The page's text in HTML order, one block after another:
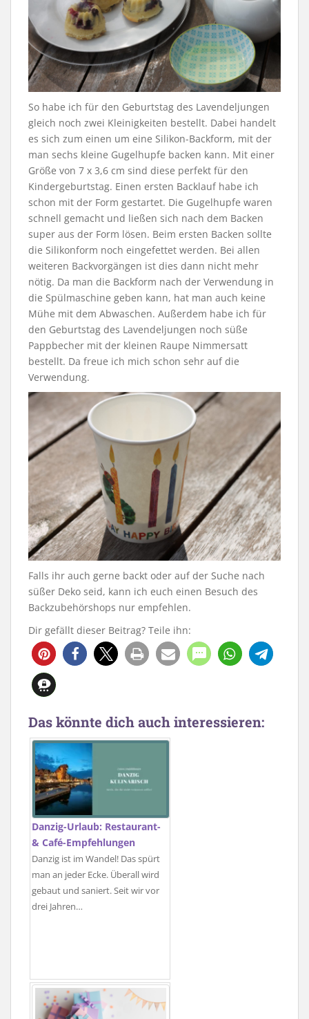
So habe ich für den Geburtstag des Lavendeljungen
gleich noch zwei Kleinigkeiten bestellt. Dabei handelt
es sich zum einen um eine Silikon-Backform, mit der
man sechs kleine Gugelhupfe backen kann. Mit einer
Größe von 7 x 3,6 cm sind diese perfekt für den
Kindergeburtstag. Einen ersten Backlauf habe ich
schon mit der Form gestartet. Die Gugelhupfe waren
schnell gemacht und ließen sich nach dem Backen
super aus der Form lösen. Beim ersten Backen sollte
die Silikonform noch eingefettet werden. Bei allen
weiteren Backvorgängen ist dies dann nicht mehr
nötig. Da man die Backform nach der Verwendung in
die Spülmaschine geben kann, hat man auch keine
Mühe mit dem Abwaschen. Außerdem habe ich für
den Geburtstag des Lavendeljungen noch süße
Pappbecher mit der kleinen Raupe Nimmersatt
bestellt. Da freue ich mich schon sehr auf die
Verwendung.
Falls ihr auch gerne backt oder auf der Suche nach
süßer Deko seid, kann ich euch einen Besuch des
Backzubehörshops nur empfehlen.
Dir gefällt dieser Beitrag? Teile ihn:
Das könnte dich auch interessieren:
Danzig-Urlaub: Restaurant-
& Café-Empfehlungen
Danzig ist im Wandel! Das spürt
man an jeder Ecke. Überall wird
gebaut und saniert. Seit wir vor
drei Jahren…